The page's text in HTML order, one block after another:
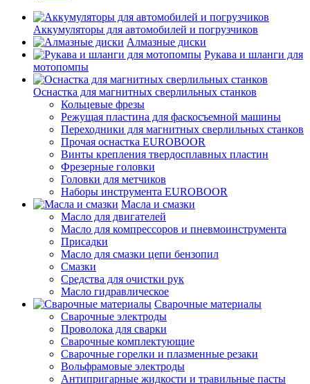
Аккумуляторы для автомобилей и погрузчиков
Алмазные диски
Рукава и шланги для
мотопомпы
Оснастка для магнитных сверлильных станков
Кольцевые фрезы
Режущая пластина для фаскосъемной машины
Переходники для магнитных сверлильных станков
Прочая оснастка EUROBOOR
Винты крепления твердосплавных пластин
Фрезерные головки
Головки для метчиков
Наборы инструмента EUROBOOR
Масла и смазки
Масло для двигателей
Масло для компрессоров и пневмоинструмента
Присадки
Масло для смазки цепи бензопил
Смазки
Средства для очистки рук
Масло гидравлическое
Сварочные материалы
Сварочные электроды
Проволока для сварки
Сварочные комплектующие
Сварочные горелки и плазменные резаки
Вольфрамовые электроды
Антипригарные жидкости и травильные пасты